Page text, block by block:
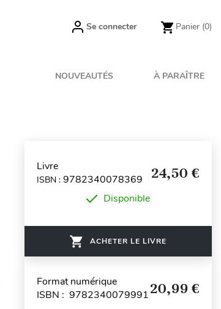
Se connecter Panier (0)
NOUVEAUTÉS À PARAÎTRE
Livre
ISBN : 9782340078369 24,50 €
Disponible
ACHETER LE LIVRE
Format numérique
ISBN : 978234007999120,99 €